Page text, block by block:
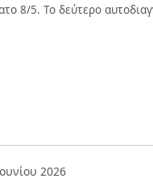
8/5. Το δεύτερο
2026